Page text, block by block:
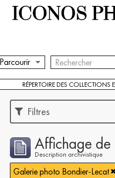
RÉPERTOIRE DES
Filtres
Affichage de
Description archivistique
Galerie photo Bondier-Lecat